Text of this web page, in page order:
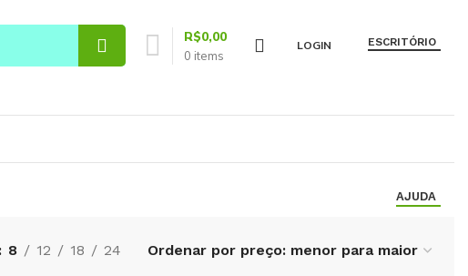
0 items
R$0,00
LOGIN ESCRITÓRIO
AJUDA
8 12 18 24